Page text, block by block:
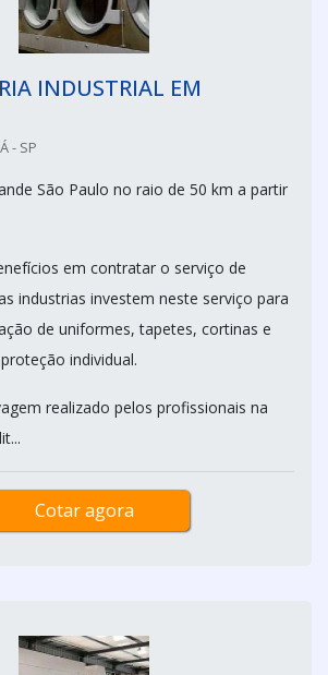
INDUSTRIAL EM
- SP
São Paulo no raio de 50 km a partir
em contratar o serviço de
industrias investem neste serviço para
de uniformes, tapetes, cortinas e
individual.
realizado pelos profissionais na
Cotar agora